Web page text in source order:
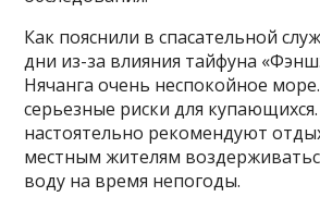
Как пояснили в спасательной
дни из-за влияния тайфуна
Нячанга очень неспокойное
серьезные риски для
настоятельно рекомендуют
местным жителям
воду на время непогоды.